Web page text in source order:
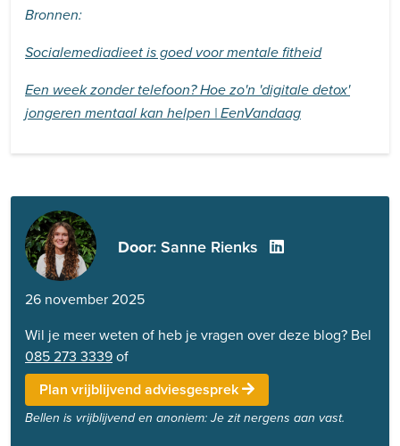
Bronnen:
Socialemediadieet is goed voor mentale fitheid
Een week zonder telefoon? Hoe zo'n 'digitale detox'
jongeren mentaal kan helpen | EenVandaag
Door: Sanne Rienks
26 november 2025
Wil je meer weten of heb je vragen over deze blog? Bel
085 273 3339of
Plan vrijblijvend adviesgesprek
Bellen is vrijblijvend en anoniem: Je zit nergens aan vast.